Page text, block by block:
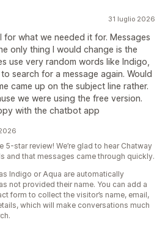
31 luglio 2026
what we needed it for. Messages
only thing I would change is the
use very random words like Indigo,
search for a message again. Would
came up on the subject line rather.
we were using the free version.
with the chatbot app
5-star review! We’re glad to hear Chatway
and that messages came through quickly.
Indigo or Aqua are automatically
not provided their name. You can add a
form to collect the visitor’s name, email,
which will make conversations much